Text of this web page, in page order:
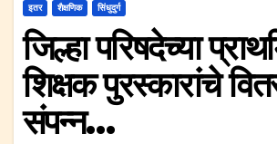
इतर शैक्षणिक सिंधुदुर्ग
जिल्हा परिषदेच्या
शिक्षक पुरस्कारांचे
संपन्न…